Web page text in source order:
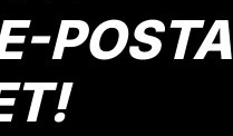
POSTA